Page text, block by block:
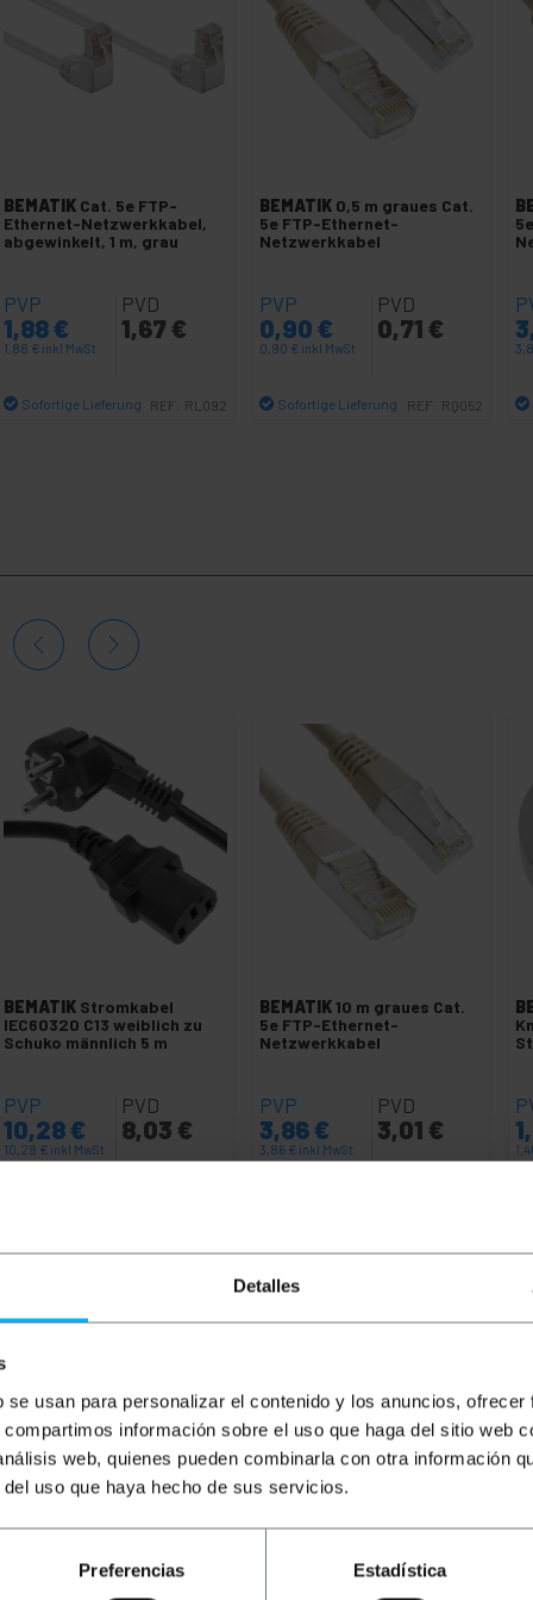
Detalles
usan para personalizar el contenido y los anuncios,
información sobre el uso que haga del sitio web
web, quienes pueden combinarla con otra información
uso que haya hecho de sus servicios.
Preferencias Estadística
BEMATIK Cat. 5e FTP-
Ethernet-Netzwerkkabel,
abgewinkelt, 1 m, grau
PVP
1,88€
1,88 € inkl MwSt
PVD
1,67 €
Sofortige Lieferung REF: RL092
BEMATIK 0,5 m graues Cat.
5e FTP-Ethernet-
Netzwerkkabel
PVP
0,90 €
0,90 € inkl MwSt
PVD
0,71 €
Sofortige Lieferung REF: RQ052
BEMATIK Stromkabel
IEC60320 C13 weiblich zu
Schuko männlich 5 m
PVP
10,28€
10,28 € inkl MwSt
PVD
8,03 €
BEMATIK10 m graues Cat.
5e FTP-Ethernet-
Netzwerkkabel
PVP
3,86€
3,86 € inkl MwSt
PVD
3,01 €
5e FTP (Cat.5e) of 20 m and color Grau that allows
a PVC cover that acts as an insulator. Ideal for use at